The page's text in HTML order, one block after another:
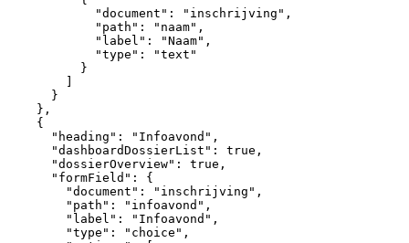
"document":
"inschrijving",
"path":
"naam",
"label":
"Naam",
"type":
"text"
}
]
}
},
{
"heading":
"Infoavond",
"dashboardDossierList":
true,
"dossierOverview":
true,
"formField":
{
"document":
"inschrijving",
"path":
"infoavond",
"label":
"Infoavond",
"type":
"choice",